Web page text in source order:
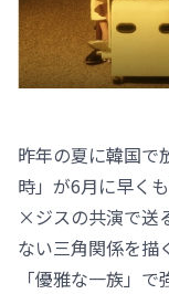
昨年の夏に韓国で
時」が6月に早く
×ジスの共演で送
ない三角関係を描
「優雅な一族」